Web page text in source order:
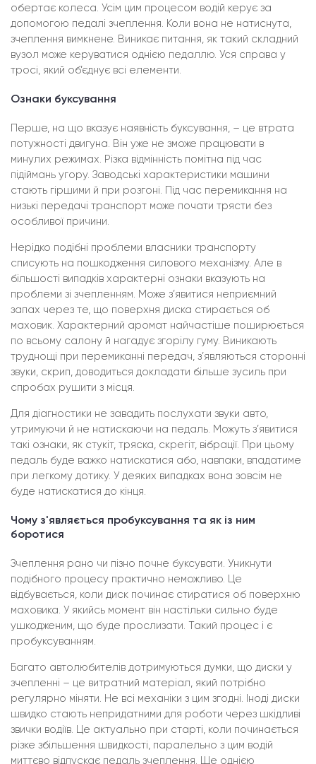
обертає колеса. Усім цим процесом водій керує за
допомогою педалі зчеплення. Коли вона не натиснута,
зчеплення вимкнене. Виникає питання, як такий складний
вузол може керуватися однією педаллю. Уся справа у
тросі, який об’єднує всі елементи.
Ознаки буксування
Перше, на що вказує наявність буксування, – це втрата
потужності двигуна. Він уже не зможе працювати в
минулих режимах. Різка відмінність помітна під час
підіймань угору. Заводські характеристики машини
стають гіршими й при розгоні. Під час перемикання на
низькі передачі транспорт може почати трясти без
особливої причини.
Нерідко подібні проблеми власники транспорту
списують на пошкодження силового механізму. Але в
більшості випадків характерні ознаки вказують на
проблеми зі зчепленням. Може з’явитися неприємний
запах через те, що поверхня диска стирається об
маховик. Характерний аромат найчастіше поширюється
по всьому салону й нагадує згорілу гуму. Виникають
труднощі при перемиканні передач, з’являються сторонні
звуки, скрип, доводиться докладати більше зусиль при
спробах рушити з місця.
Для діагностики не завадить послухати звуки авто,
утримуючи й не натискаючи на педаль. Можуть з’явитися
такі ознаки, як стукіт, тряска, скрегіт, вібрації. При цьому
педаль буде важко натискатися або, навпаки, впадатиме
при легкому дотику. У деяких випадках вона зовсім не
буде натискатися до кінця.
Чому з'являється пробуксування та як із ним
боротися
Зчеплення рано чи пізно почне буксувати. Уникнути
подібного процесу практично неможливо. Це
відбувається, коли диск починає стиратися об поверхню
маховика. У якийсь момент він настільки сильно буде
ушкодженим, що буде прослизати. Такий процес і є
пробуксуванням.
Багато автолюбителів дотримуються думки, що диски у
зчепленні – це витратний матеріал, який потрібно
регулярно міняти. Не всі механіки з цим згодні. Іноді диски
швидко стають непридатними для роботи через шкідливі
звички водіїв. Це актуально при старті, коли починається
різке збільшення швидкості, паралельно з цим водій
миттєво відпускає педаль зчеплення. Ще однією